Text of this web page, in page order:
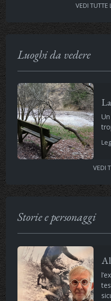
VEDI TUTTE
Luoghi da vedere
VEDI
Storie e personaggi